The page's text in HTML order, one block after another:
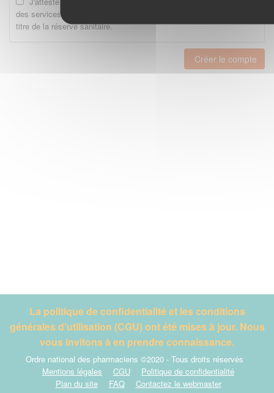
des services compétents de l'Ordre national des pharmaciens au
titre de la réserve sanitaire.
Créer le compte
La politique de confidentialité et les conditions
générales d'utilisation (CGU) ont été mises à jour. Nous
vous invitons à en prendre connaissance.
Ordre national des pharmaciens ©2020 - Tous droits réservés
Mentions légales
CGU
Politique de confidentialité
Plan du site
FAQ Contactez le webmaster